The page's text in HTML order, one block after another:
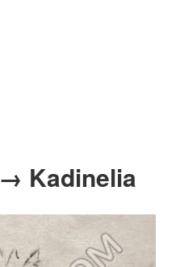
→ Kadinelia